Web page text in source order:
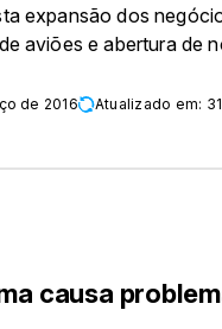
expansão dos
aviões e abertura de
de 2016 Atualizado em:
causa